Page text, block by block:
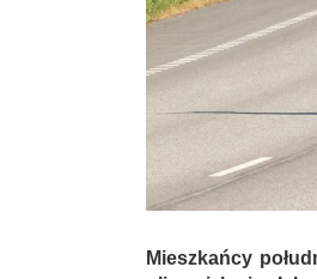
Mieszkańcy